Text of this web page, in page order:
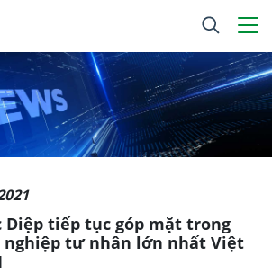
Diệp tiếp tục góp mặt trong
nghiệp tư nhân lớn nhất Việt